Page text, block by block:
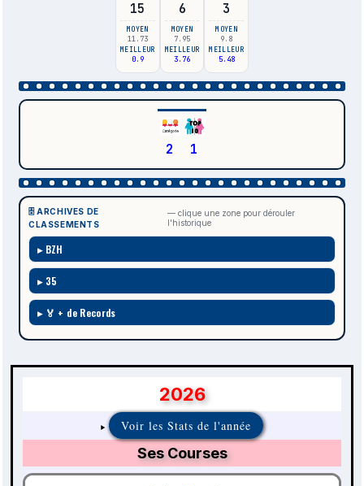
15
MOYEN
11.73
MEILLEUR
0.9
6
MOYEN
7.95
MEILLEUR
3.76
3
MOYEN
9.8
MEILLEUR
5.48
2 1
🗄️ ARCHIVES DE
CLASSEMENTS
— clique une zone pour dérouler
l'historique
BZH
35
🏅 + de Records
2026
Voir les Stats de l'année
Ses Courses